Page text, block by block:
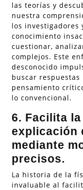
las teorías y
nuestra
los investigadores
conocimiento
cuestionar,
complejos. Este
desconocido
buscar
pensamiento
lo convencional.
6. Facilita
explicación
mediante
precisos.
La historia de la
invaluable al